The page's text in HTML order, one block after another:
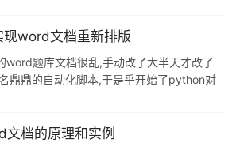
的名门望族,PHP则是草根门下的山村野姑,
windows下面的 com组件 利用PHP将内
word文档重新排版
word题库文档很乱,手动改了大半天才改了
鼎鼎的自动化脚本,于是乎开始了python对
.doc后缀的文件需另存为.docx文件!) from
档的原理和实例